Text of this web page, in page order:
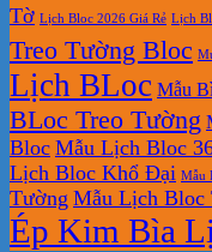
Tờ Lịch Bloc 2026 Giá Rẻ Lịch
Treo Tường Bloc
Lịch BLoc Mẫu
BLoc Treo Tường
Bloc Mẫu Lịch Bloc
Lịch Bloc Khổ Đại Mẫu
Tường Mẫu Lịch Bloc
Ép Kim Bìa